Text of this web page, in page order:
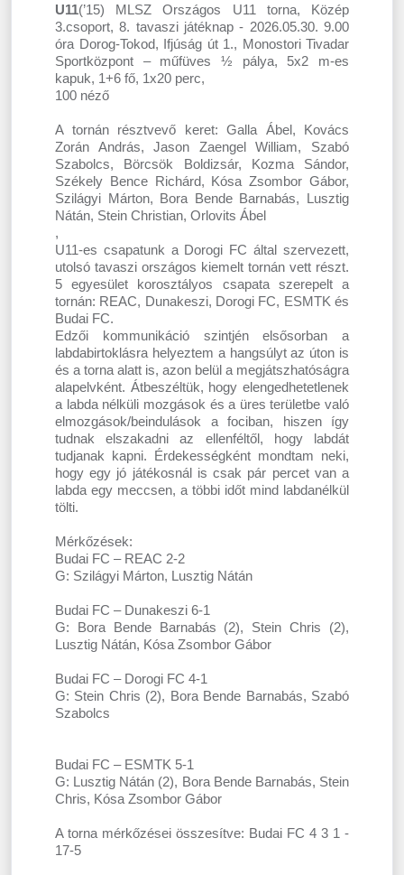
U11(’15) MLSZ Országos U11 torna, Közép
3.csoport, 8. tavaszi játéknap - 2026.05.30. 9.00
óra Dorog-Tokod, Ifjúság út 1., Monostori Tivadar
Sportközpont – műfüves ½ pálya, 5x2 m-es
kapuk, 1+6 fő, 1x20 perc,
100 néző
A tornán résztvevő keret: Galla Ábel, Kovács
Zorán András, Jason Zaengel William, Szabó
Szabolcs, Börcsök Boldizsár, Kozma Sándor,
Székely Bence Richárd, Kósa Zsombor Gábor,
Szilágyi Márton, Bora Bende Barnabás, Lusztig
Nátán, Stein Christian, Orlovits Ábel
,
U11-es csapatunk a Dorogi FC által szervezett,
utolsó tavaszi országos kiemelt tornán vett részt.
5 egyesület korosztályos csapata szerepelt a
tornán: REAC, Dunakeszi, Dorogi FC, ESMTK és
Budai FC.
Edzői kommunikáció szintjén elsősorban a
labdabirtoklásra helyeztem a hangsúlyt az úton is
és a torna alatt is, azon belül a megjátszhatóságra
alapelvként. Átbeszéltük, hogy elengedhetetlenek
a labda nélküli mozgások és a üres területbe való
elmozgások/beindulások a fociban, hiszen így
tudnak elszakadni az ellenféltől, hogy labdát
tudjanak kapni. Érdekességként mondtam neki,
hogy egy jó játékosnál is csak pár percet van a
labda egy meccsen, a többi időt mind labdanélkül
tölti.
Mérkőzések:
Budai FC – REAC 2-2
G: Szilágyi Márton, Lusztig Nátán
Budai FC – Dunakeszi 6-1
G: Bora Bende Barnabás (2), Stein Chris (2),
Lusztig Nátán, Kósa Zsombor Gábor
Budai FC – Dorogi FC 4-1
G: Stein Chris (2), Bora Bende Barnabás, Szabó
Szabolcs
Budai FC – ESMTK 5-1
G: Lusztig Nátán (2), Bora Bende Barnabás, Stein
Chris, Kósa Zsombor Gábor
A torna mérkőzései összesítve: Budai FC 4 3 1 -
17-5